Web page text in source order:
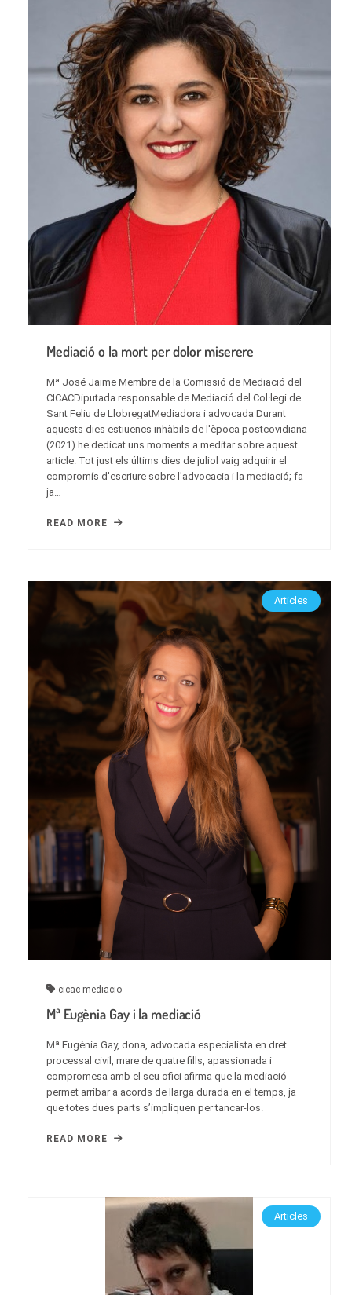
Mediació o la mort per dolor miserere
Mª José Jaime Membre de la Comissió de Mediació del
CICACDiputada responsable de Mediació del Col·legi de
Sant Feliu de LlobregatMediadora i advocada Durant
aquests dies estiuencs inhàbils de l'època postcovidiana
(2021) he dedicat uns moments a meditar sobre aquest
article. Tot just els últims dies de juliol vaig adquirir el
compromís d'escriure sobre l'advocacia i la mediació; fa
ja…
READ MORE
Articles
cicac mediacio
Mª Eugènia Gay i la mediació
Mª Eugènia Gay, dona, advocada especialista en dret
processal civil, mare de quatre fills, apassionada i
compromesa amb el seu ofici afirma que la mediació
permet arribar a acords de llarga durada en el temps, ja
que totes dues parts s’impliquen per tancar-los.
READ MORE
Articles